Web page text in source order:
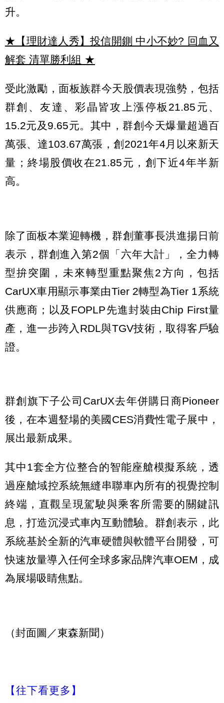
升。
★【理財達人秀】投信開鍘 中小不妙? 回血又
解套 清單勝利組 ★
受此激勵，面板族群今天股價表現強勢，包括
群創、友達、彩晶皆攻上漲停板21.85元、
15.2元及9.65元。其中，群創今天爆量超過百
萬張、達103.67萬張，創2021年4月以來新天
量；終場股價收在21.85元，創下近4年半新
高。
除了面板本業迎轉機，群創董事長洪進揚日前
表示，群創進入第2個「六年大計」，全力轉
型拚突圍，未來轉型重點聚焦2方向，包括
CarUX車用顯示事業由Tier 2轉型為Tier 1系統
供應商；以及FOPLP先進封裝由Chip First量
產，進一步跨入RDL與TGV技術，取得客戶驗
證。
群創旗下子公司CarUX去年併購日商Pioneer
後，在本週豋場的美國CES消費性電子展中，
展出最新成果。
其中1套全方位整合的智能座艙模擬系統，透
過座艙域控系統無縫串聯車內所有的視覺控制
終端，直觀呈現駕駛與乘客所需要的關鍵訊
息，打造沉浸式車內互動體驗。群創表示，此
系統基於全新的汽車硬體與軟體平台開發，可
快速放量導入任何全球多家品牌汽車OEM，成
為展場吸睛焦點。
（封面圖／東森新聞）
【往下看更多】